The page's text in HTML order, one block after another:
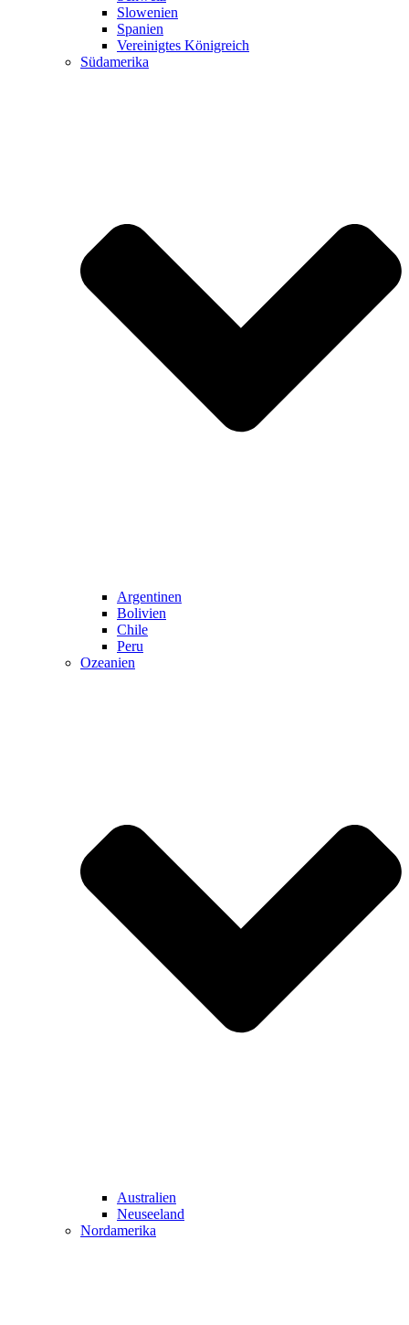
Slowenien
Spanien
Vereinigtes Königreich
Südamerika
Argentinen
Bolivien
Chile
Peru
Ozeanien
Australien
Neuseeland
Nordamerika